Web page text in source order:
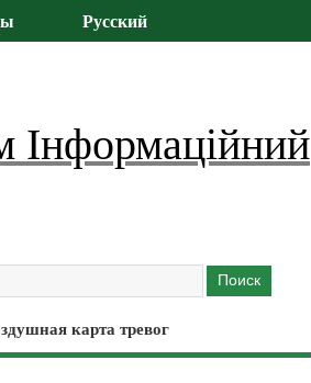
Русский
Інформаційний
карта тревог